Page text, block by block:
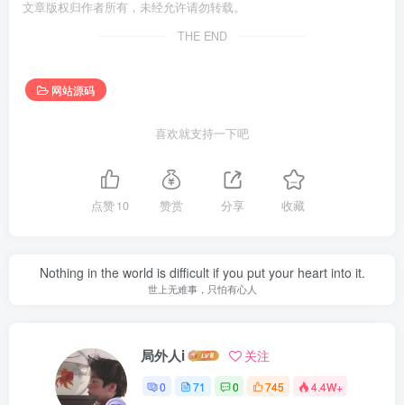
文章版权归作者所有，未经允许请勿转载。
THE END
网站源码
喜欢就支持一下吧
点赞10 赞赏 分享 收藏
Nothing in the world is difficult if you put your heart into it.
世上无难事，只怕有心人
局外人i 关注
0 71 0 745 4.4W+